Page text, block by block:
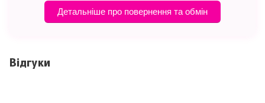
Детальніше про повернення та обмін
Відгуки